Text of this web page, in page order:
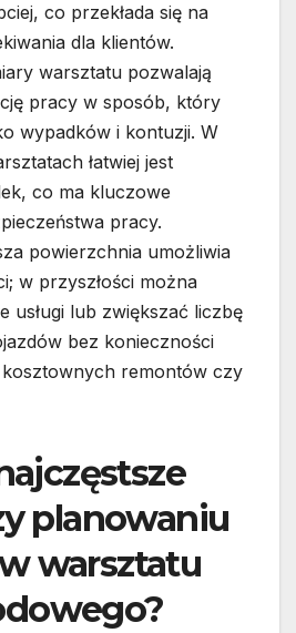
co przekłada się na
dla klientów.
warsztatu pozwalają
pracy w sposób, który
wypadków i kontuzji. W
łatwiej jest
co ma kluczowe
pracy.
powierzchnia umożliwia
w przyszłości można
usługi lub zwiększać liczbę
bez konieczności
remontów czy
planowaniu
warsztatu